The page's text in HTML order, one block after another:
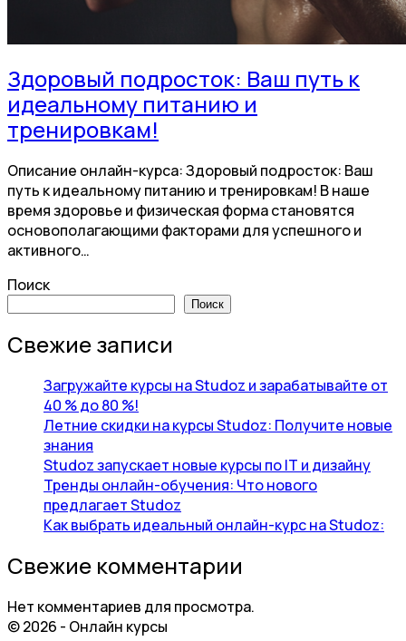
Здоровый подросток: Ваш путь к
идеальному питанию и
тренировкам!
Описание онлайн-курса: Здоровый подросток: Ваш
путь к идеальному питанию и тренировкам! В наше
время здоровье и физическая форма становятся
основополагающими факторами для успешного и
активного…
Поиск
Поиск
Свежие записи
Загружайте курсы на Studoz и зарабатывайте от
40 % до 80 %!
Летние скидки на курсы Studoz: Получите новые
знания
Studoz запускает новые курсы по IT и дизайну
Тренды онлайн-обучения: Что нового
предлагает Studoz
Как выбрать идеальный онлайн-курс на Studoz:
Свежие комментарии
Нет комментариев для просмотра.
© 2026 - Онлайн курсы